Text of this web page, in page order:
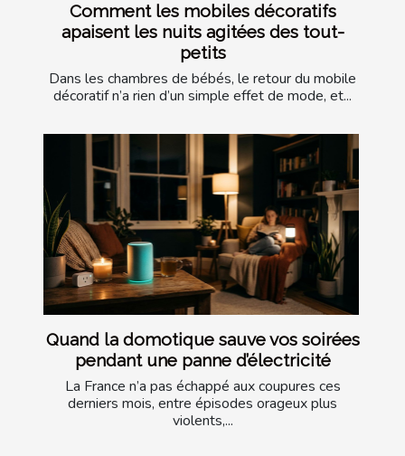
Comment les mobiles décoratifs
apaisent les nuits agitées des tout-
petits
Dans les chambres de bébés, le retour du mobile
décoratif n’a rien d’un simple effet de mode, et...
Quand la domotique sauve vos soirées
pendant une panne d’électricité
La France n’a pas échappé aux coupures ces
derniers mois, entre épisodes orageux plus
violents,...